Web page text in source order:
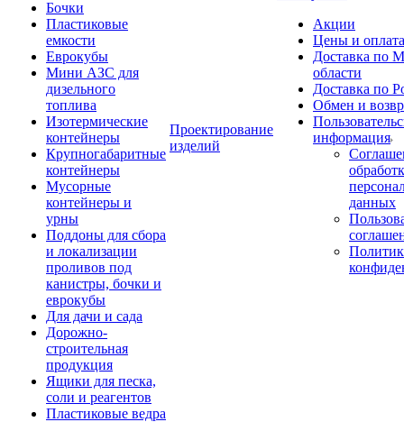
Бочки
Пластиковые
емкости
Еврокубы
Мини АЗС для
дизельного
топлива
Изотермические
контейнеры
Крупногабаритные
контейнеры
Мусорные
контейнеры и
урны
Поддоны для сбора
и локализации
проливов под
канистры, бочки и
еврокубы
Для дачи и сада
Дорожно-
строительная
продукция
Ящики для песка,
соли и реагентов
Пластиковые ведра
Проектирование
изделий
Акции
Цены и оплата
Доставка по
области
Доставка по
Обмен и
информация
данных